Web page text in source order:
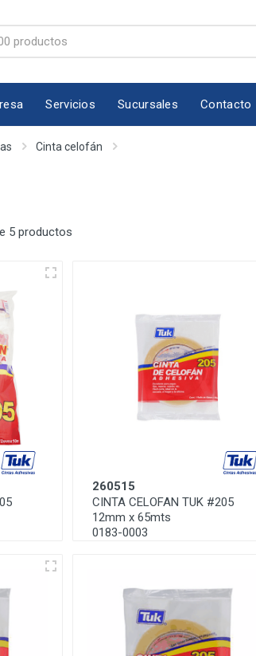
Servicios Sucursales Contacto
Cinta celofán
5 productos
260515
CINTA CELOFAN TUK #205
12mm x 65mts
0183-0003